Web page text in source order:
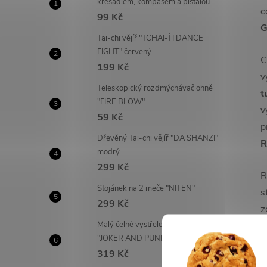
99 Kč
Tai-chi vějíř "TCHAI-ŤI DANCE
FIGHT" červený
199 Kč
Teleskopický rozdmýchávač ohně
"FIRE BLOW"
59 Kč
Dřevěný Tai-chi vějíř "DA SHANZI"
modrý
299 Kč
Stojánek na 2 meče "NITEN"
299 Kč
Malý čelně vystřelovací OTF nůž
"JOKER AND PUNISHER"
319 Kč